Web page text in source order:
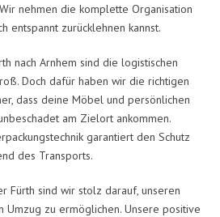
nehmen die komplette Organisation
entspannt zurücklehnen kannst.
nach Arnhem sind die logistischen
Doch dafür haben wir die richtigen
dass deine Möbel und persönlichen
am Zielort ankommen.
garantiert den Schutz
des Transports.
Fürth sind wir stolz darauf, unseren
Umzug zu ermöglichen. Unsere positive